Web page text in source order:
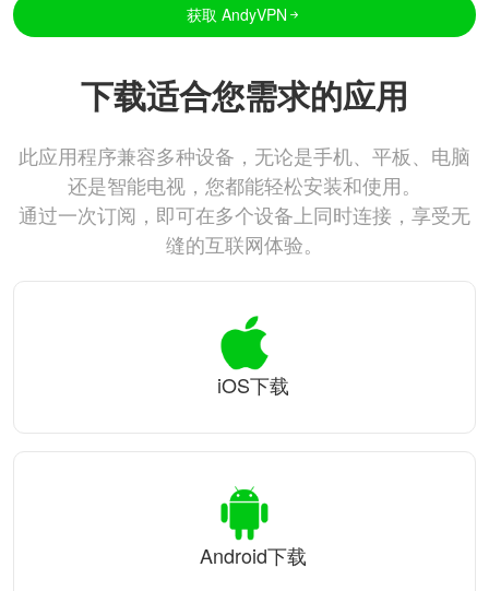
获取 AndyVPN
下载适合您需求的应用
此应用程序兼容多种设备，无论是手机、平板、电脑
还是智能电视，您都能轻松安装和使用。
通过一次订阅，即可在多个设备上同时连接，享受无
缝的互联网体验。
iOS下载
Android下载